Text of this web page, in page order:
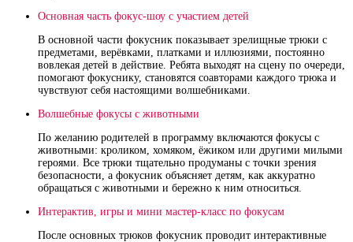
Основная часть фокус‑шоу с участием детей
В основной части фокусник показывает зрелищные трюки с
предметами, верёвками, платками и иллюзиями, постоянно
вовлекая детей в действие. Ребята выходят на сцену по очереди,
помогают фокуснику, становятся соавторами каждого трюка и
чувствуют себя настоящими волшебниками.
Волшебные фокусы с животными
По желанию родителей в программу включаются фокусы с
животными: кроликом, хомяком, ёжиком или другими милыми
героями. Все трюки тщательно продуманы с точки зрения
безопасности, а фокусник объясняет детям, как аккуратно
обращаться с животными и бережно к ним относиться.
Интерактив, игры и мини мастер‑класс по фокусам
После основных трюков фокусник проводит интерактивные